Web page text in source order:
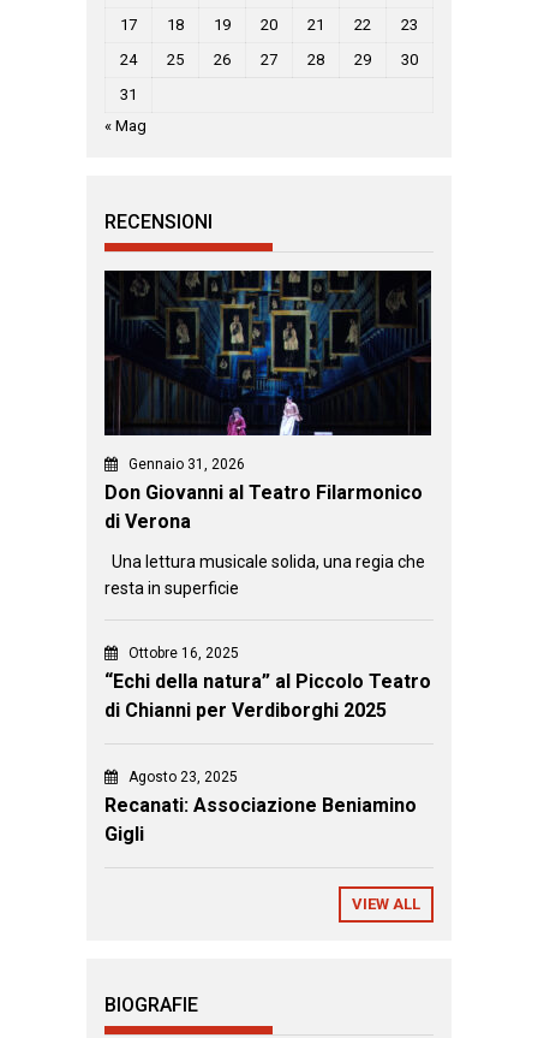
17
18 19 20 21 22
23
24
25 26 27 28 29
30
31
« Mag
RECENSIONI
Gennaio 31, 2026
Don Giovanni al Teatro Filarmonico
di Verona
Una lettura musicale solida, una regia che
resta in superficie
Ottobre 16, 2025
“Echi della natura” al Piccolo Teatro
di Chianni per Verdiborghi 2025
Agosto 23, 2025
Recanati: Associazione Beniamino
Gigli
VIEW ALL
BIOGRAFIE